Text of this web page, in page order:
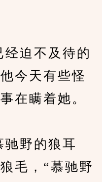
迫不及待的
今天有些怪
在瞒着她。
野的狼耳
毛，“慕驰野